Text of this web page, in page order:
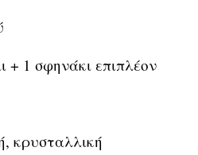
+ 1 σφηνάκι επιπλέον
κρυσταλλική